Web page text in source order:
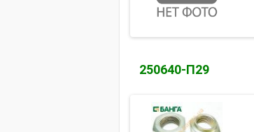
250640-П29